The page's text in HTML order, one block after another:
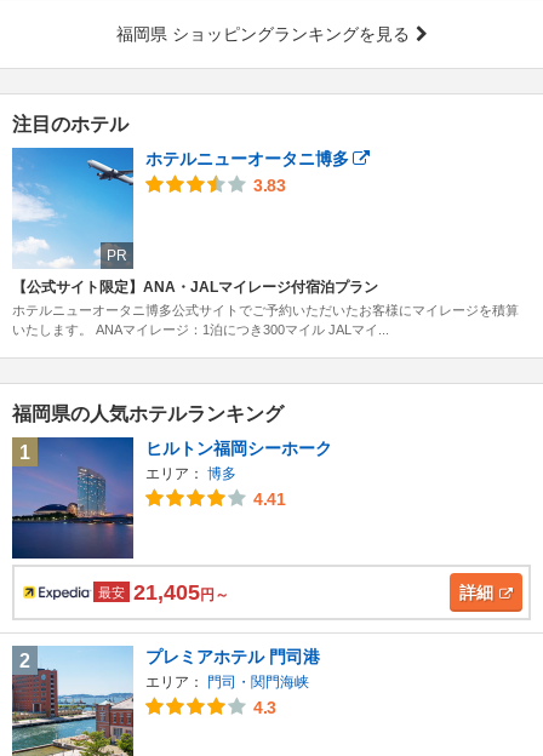
福岡県 ショッピングランキングを見る
注目のホテル
PR
ホテルニューオータニ博多
3.83
【公式サイト限定】ANA・JALマイレージ付宿泊プラン
ホテルニューオータニ博多公式サイトでご予約いただいたお客様にマイレージを積算
いたします。 ANAマイレージ：1泊につき300マイル JALマイ...
福岡県の人気ホテルランキング
1
ヒルトン福岡シーホーク
エリア： 博多
4.41
最安 21,405円～ 詳細
2 プレミアホテル 門司港
エリア： 門司・関門海峡
4.3